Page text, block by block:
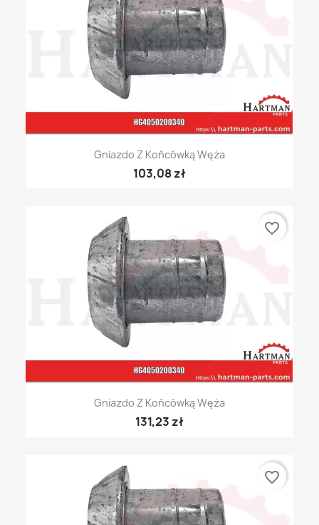
Gniazdo Z Końcówką Węża
103,08 zł
Gniazdo Z Końcówką Węża
131,23 zł
favorite_border
favorite_border